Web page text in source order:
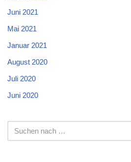
Juni 2021
Mai 2021
Januar 2021
August 2020
Juli 2020
Juni 2020